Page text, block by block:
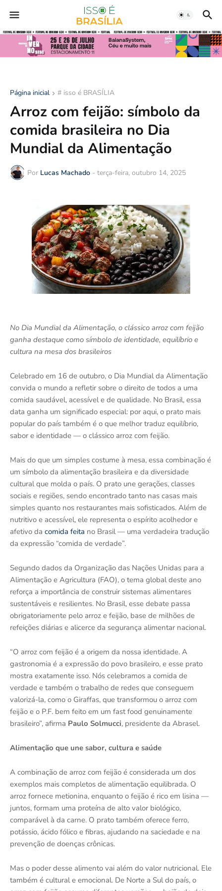
Página inicial # isso é BRASÍLIA
Arroz com feijão: símbolo da
comida brasileira no Dia
Mundial da Alimentação
Por Lucas Machado - terça-feira, outubro 14, 2025
No Dia Mundial da Alimentação, o clássico arroz com feijão
ganha destaque como símbolo de identidade, equilíbrio e
cultura na mesa dos brasileiros
Celebrado em 16 de outubro, o Dia Mundial da Alimentação
convida o mundo a refletir sobre o direito de todos a uma
comida saudável, acessível e de qualidade. No Brasil, essa
data ganha um significado especial: por aqui, o prato mais
popular do país também é o que melhor traduz equilíbrio,
sabor e identidade — o clássico arroz com feijão.
Mais do que um simples costume à mesa, essa combinação é
um símbolo da alimentação brasileira e da diversidade
cultural que molda o país. O prato une gerações, classes
sociais e regiões, sendo encontrado tanto nas casas mais
simples quanto nos restaurantes mais sofisticados. Além de
nutritivo e acessível, ele representa o espírito acolhedor e
afetivo da comida feita no Brasil — uma verdadeira tradução
da expressão “comida de verdade”.
Segundo dados da Organização das Nações Unidas para a
Alimentação e Agricultura (FAO), o tema global deste ano
reforça a importância de construir sistemas alimentares
sustentáveis e resilientes. No Brasil, esse debate passa
obrigatoriamente pelo arroz e feijão, base de milhões de
refeições diárias e alicerce da segurança alimentar nacional.
“O arroz com feijão é a origem da nossa identidade. A
gastronomia é a expressão do povo brasileiro, e esse prato
mostra exatamente isso. Nós celebramos a comida de
verdade e também o trabalho de redes que conseguem
valorizá-la, como o Giraffas, que transformou o arroz com
feijão e o P.F. bem feito em um fast food genuinamente
brasileiro”, afirma Paulo Solmucci, presidente da Abrasel.
Alimentação que une sabor, cultura e saúde
A combinação de arroz com feijão é considerada um dos
exemplos mais completos de alimentação equilibrada. O
arroz fornece metionina, enquanto o feijão é rico em lisina —
juntos, formam uma proteína de alto valor biológico,
comparável à da carne. O prato também oferece ferro,
potássio, ácido fólico e fibras, ajudando na saciedade e na
prevenção de doenças crônicas.
Mas o poder desse alimento vai além do valor nutricional. Ele
também é cultural e emocional. De Norte a Sul do país, o